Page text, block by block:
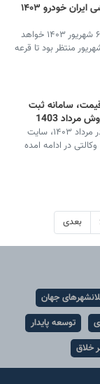
زمان اعلام نتایج قرعه کشی ایران خودرو ۱۴۰۳
قرعه کشی و اعلام نتایج ایران خودرو ۶ شهریور ۱۴۰۳ خواهد
بنابراین در مجموع باید از ۴ تا ۶ شهریور منتظر بود تا قرعه
سامانه ثبت
1403
سامانه ثبت نام اینترنتی ایران خودرو در مرداد ۱۴۰۳، سایت
در ادامه امده
بعدی
جهان
توسعه پایدار
خلاق